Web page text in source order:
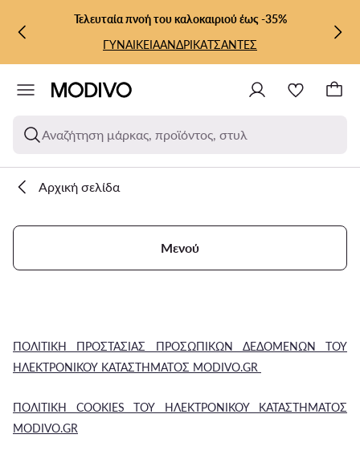
ΜΕΤΆΒΑΣΗ ΣΤΟ ΚΎΡΙΟ ΠΕΡΙΕΧΌΜΕΝΟ
ΜΕΤΆΒΑΣΗ ΣΤΗΝ ΑΝΑΖΉΤΗΣΗ
Τελευταία πνοή του καλοκαιριού έως -35%
ΓΥΝΑΙΚΕΙΑΑΝΔΡΙΚΑΤΣΑΝΤΕΣ
Αναζήτηση μάρκας, προϊόντος, στυλ
Αρχική σελίδα
Μενού
ΠΟΛΙΤΙΚΗ ΠΡΟΣΤΑΣΙΑΣ ΠΡΟΣΩΠΙΚΩΝ ΔΕΔΟΜΕΝΩΝ ΤΟΥ
ΗΛΕΚΤΡΟΝΙΚΟΥ ΚΑΤΑΣΤΗΜΑΤΟΣ MODIVO.GR
ΠΟΛΙΤΙΚΗ COOKIES ΤΟΥ ΗΛΕΚΤΡΟΝΙΚΟΥ ΚΑΤΑΣΤΗΜΑΤΟΣ
MODIVO.GR